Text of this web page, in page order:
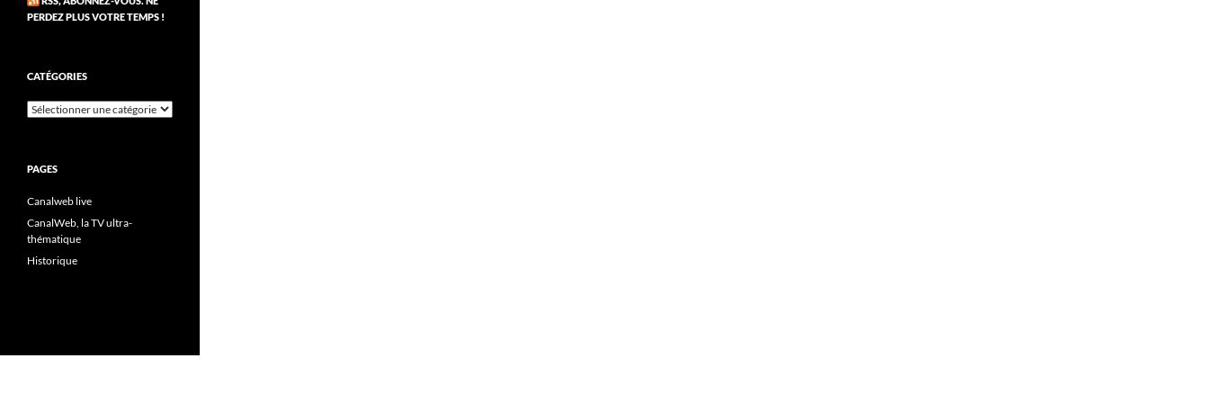
PERDEZ PLUS VOTRE TEMPS !
CATÉGORIES
Catégories
PAGES
Canalweb live
CanalWeb, la TV ultra-
thématique
Historique